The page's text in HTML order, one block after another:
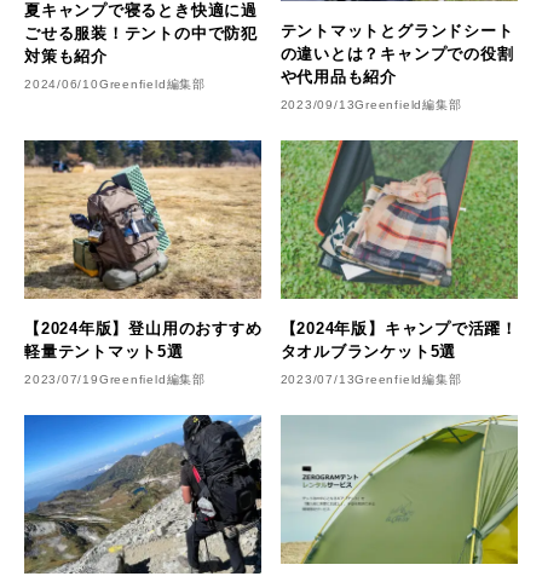
夏キャンプで寝るとき快適に過
ごせる服装！テントの中で防犯
対策も紹介
2024/06/10Greenfield編集部
テントマットとグランドシート
の違いとは？キャンプでの役割
や代用品も紹介
2023/09/13Greenfield編集部
【2024年版】登山用のおすすめ
軽量テントマット5選
2023/07/19Greenfield編集部
【2024年版】キャンプで活躍！
タオルブランケット5選
2023/07/13Greenfield編集部